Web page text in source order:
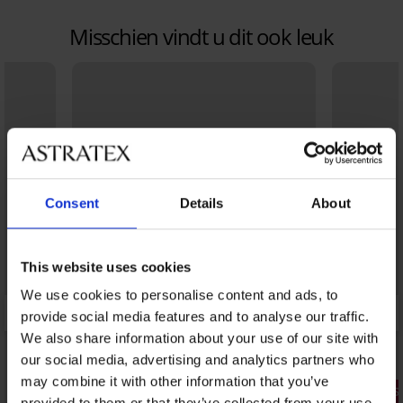
Consent Details About
This website uses cookies
We use cookies to personalise content and ads, to
provide social media features and to analyse our traffic.
We also share information about your use of our site with
our social media, advertising and analytics partners who
may combine it with other information that you’ve
Misschien vindt u dit ook leuk
3+1 GRATIS